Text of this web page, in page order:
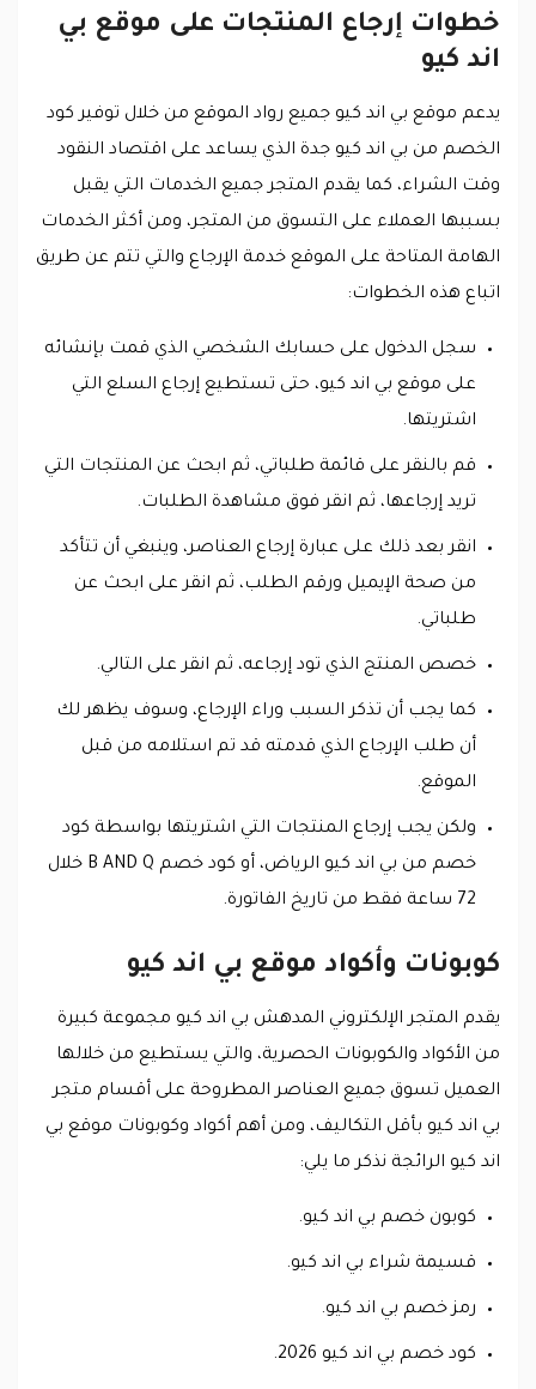
خطوات إرجاع المنتجات على موقع بي
اند كيو
يدعم موقع بي اند كيو جميع رواد الموقع من خلال توفير كود
الخصم من بي اند كيو جدة الذي يساعد على اقتصاد النقود
وقت الشراء، كما يقدم المتجر جميع الخدمات التي يقبل
بسببها العملاء على التسوق من المتجر، ومن أكثر الخدمات
الهامة المتاحة على الموقع خدمة الإرجاع والتي تتم عن طريق
اتباع هذه الخطوات:
سجل الدخول على حسابك الشخصي الذي قمت بإنشائه
على موقع بي اند كيو، حتى تستطيع إرجاع السلع التي
اشتريتها.
قم بالنقر على قائمة طلباتي، ثم ابحث عن المنتجات التي
تريد إرجاعها، ثم انقر فوق مشاهدة الطلبات.
انقر بعد ذلك على عبارة إرجاع العناصر، وينبغي أن تتأكد
من صحة الإيميل ورقم الطلب، ثم انقر على ابحث عن
طلباتي.
خصص المنتج الذي تود إرجاعه، ثم انقر على التالي.
كما يجب أن تذكر السبب وراء الإرجاع، وسوف يظهر لك
أن طلب الإرجاع الذي قدمته قد تم استلامه من قبل
الموقع.
ولكن يجب إرجاع المنتجات التي اشتريتها بواسطة كود
خصم من بي اند كيو الرياض، أو كود خصم B AND Q خلال
72 ساعة فقط من تاريخ الفاتورة.
كوبونات وأكواد موقع بي اند كيو
يقدم المتجر الإلكتروني المدهش بي اند كيو مجموعة كبيرة
من الأكواد والكوبونات الحصرية، والتي يستطيع من خلالها
العميل تسوق جميع العناصر المطروحة على أقسام متجر
بي اند كيو بأقل التكاليف، ومن أهم أكواد وكوبونات موقع بي
اند كيو الرائجة نذكر ما يلي:
كوبون خصم بي اند كيو.
قسيمة شراء بي اند كيو.
رمز خصم بي اند كيو.
كود خصم بي اند كيو 2026.